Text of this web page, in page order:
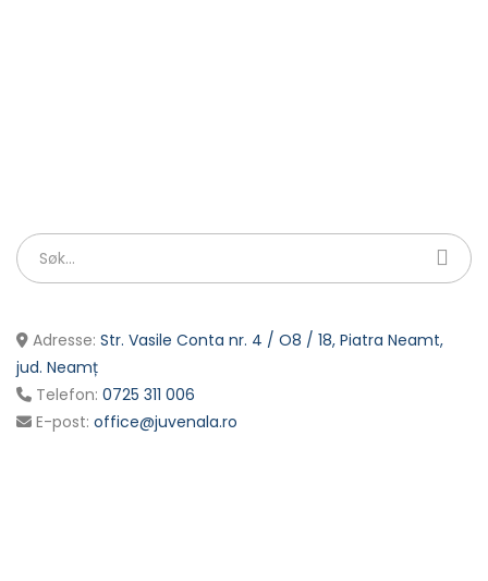
Adresse: Str. Vasile Conta nr. 4 / O8 / 18, Piatra Neamt,
jud. Neamț
Telefon: 0725 311 006
E-post: office@juvenala.ro